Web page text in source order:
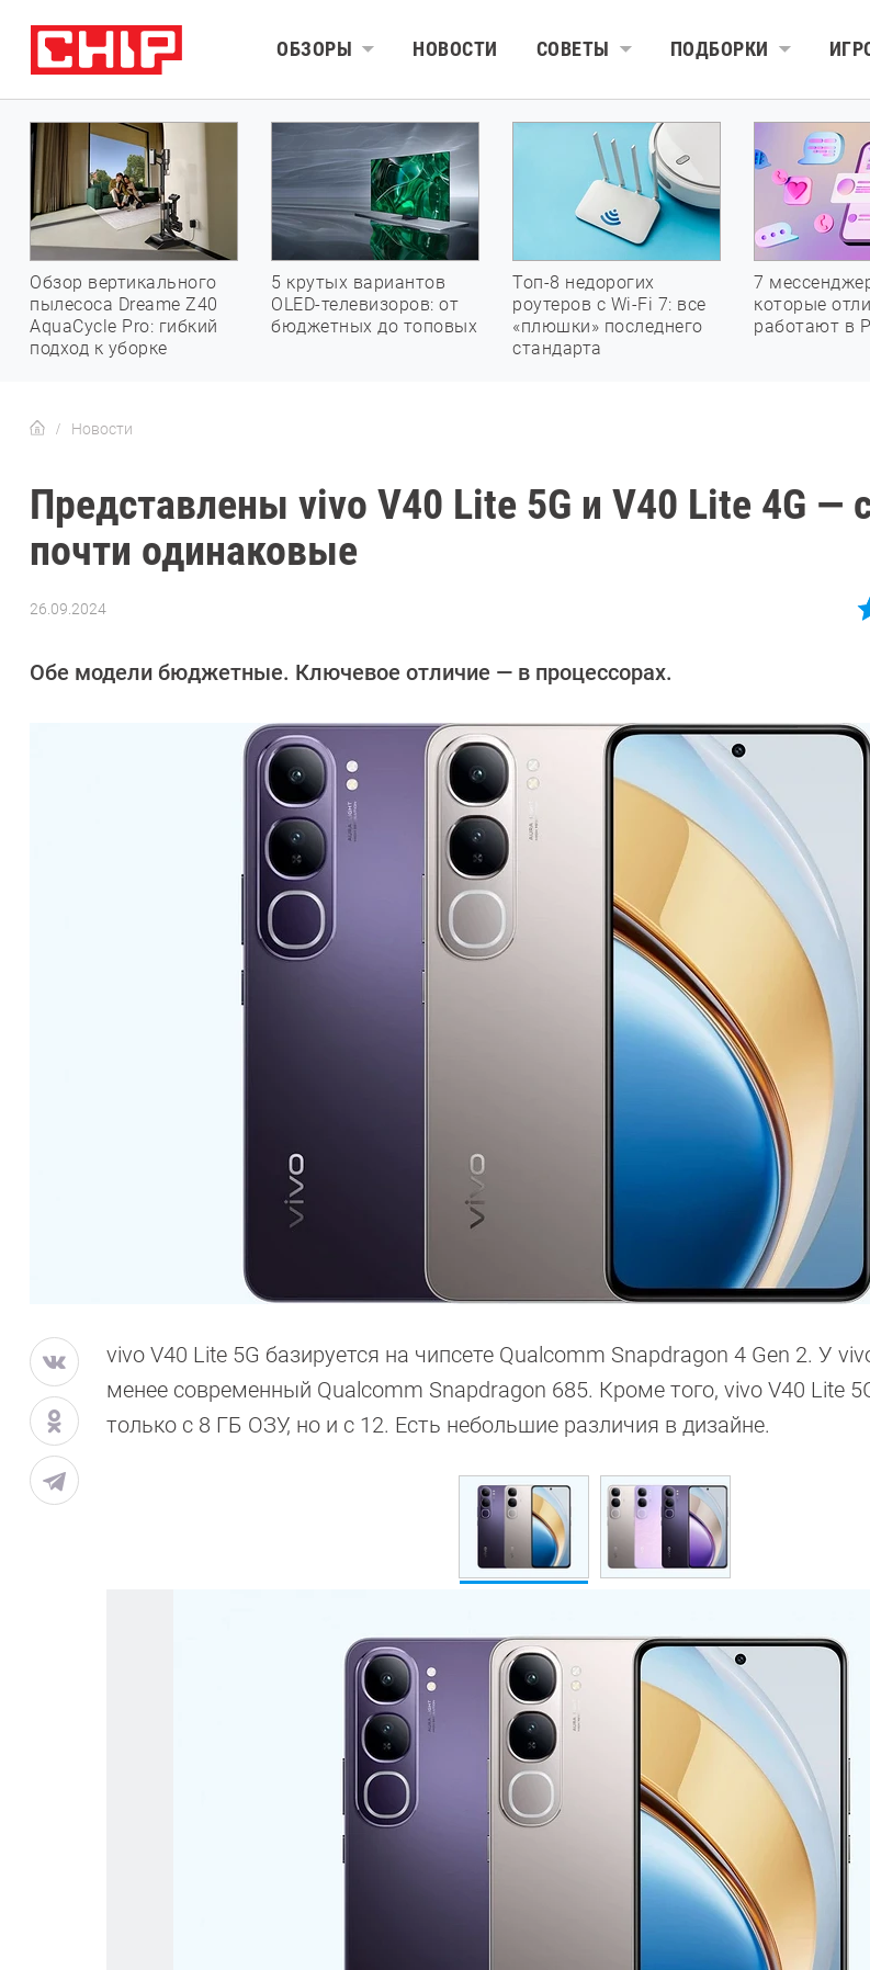
ОБЗОРЫ НОВОСТИ СОВЕТЫ ПОДБОРКИ
Обзор вертикального
пылесоса Dreame Z40
AquaCycle Pro: гибкий
подход к уборке
5 крутых вариантов
OLED-телевизоров: от
бюджетных до топовых
Топ-8 недорогих
роутеров с Wi-Fi 7: все
«плюшки» последнего
стандарта
7
которые
работают в
Новости
Представлены vivo V40 Lite 5G и V40 Lite 4G —
почти одинаковые
26.09.2024
Калашников
Обе модели бюджетные. Ключевое отличие — в процессорах.
vivo V40 Lite 5G базируется на чипсете Qualcomm Snapdragon 4 Gen 2. У
менее современный Qualcomm Snapdragon 685. Кроме того, vivo V40 Lite
только с 8 ГБ ОЗУ, но и с 12. Есть небольшие различия в дизайне.